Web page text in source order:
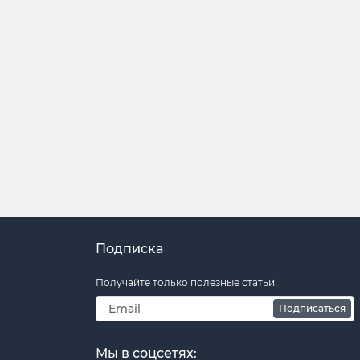
Подписка
Получайте только полезные статьи!
Подписаться
Мы в соцсетях: